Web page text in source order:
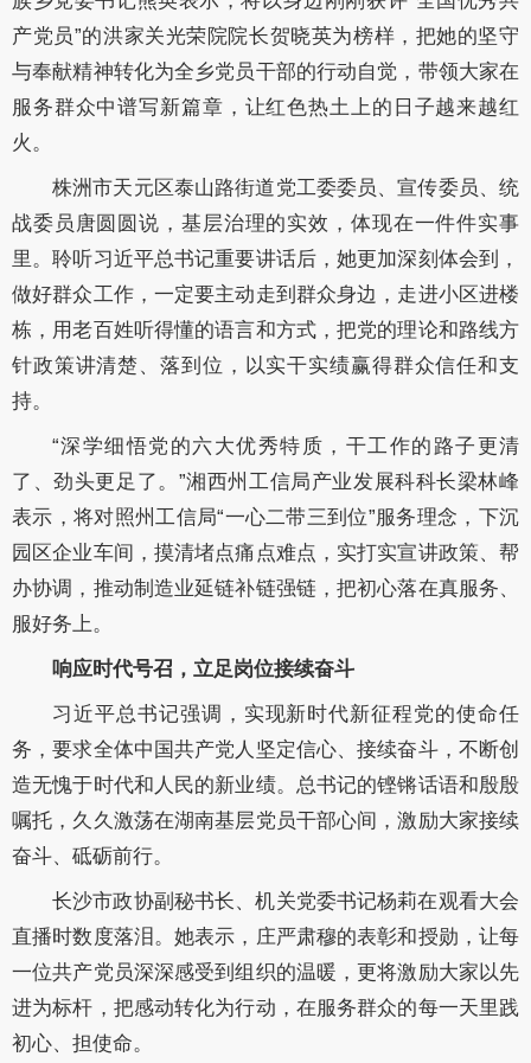
产党员”的洪家关光荣院院长贺晓英为榜样，把她的坚守
与奉献精神转化为全乡党员干部的行动自觉，带领大家在
服务群众中谱写新篇章，让红色热土上的日子越来越红
火。
株洲市天元区泰山路街道党工委委员、宣传委员、统
战委员唐圆圆说，基层治理的实效，体现在一件件实事
里。聆听习近平总书记重要讲话后，她更加深刻体会到，
做好群众工作，一定要主动走到群众身边，走进小区进楼
栋，用老百姓听得懂的语言和方式，把党的理论和路线方
针政策讲清楚、落到位，以实干实绩赢得群众信任和支
持。
“深学细悟党的六大优秀特质，干工作的路子更清
了、劲头更足了。”湘西州工信局产业发展科科长梁林峰
表示，将对照州工信局“一心二带三到位”服务理念，下沉
园区企业车间，摸清堵点痛点难点，实打实宣讲政策、帮
办协调，推动制造业延链补链强链，把初心落在真服务、
服好务上。
响应时代号召，立足岗位接续奋斗
习近平总书记强调，实现新时代新征程党的使命任
务，要求全体中国共产党人坚定信心、接续奋斗，不断创
造无愧于时代和人民的新业绩。总书记的铿锵话语和殷殷
嘱托，久久激荡在湖南基层党员干部心间，激励大家接续
奋斗、砥砺前行。
长沙市政协副秘书长、机关党委书记杨莉在观看大会
直播时数度落泪。她表示，庄严肃穆的表彰和授勋，让每
一位共产党员深深感受到组织的温暖，更将激励大家以先
进为标杆，把感动转化为行动，在服务群众的每一天里践
初心、担使命。